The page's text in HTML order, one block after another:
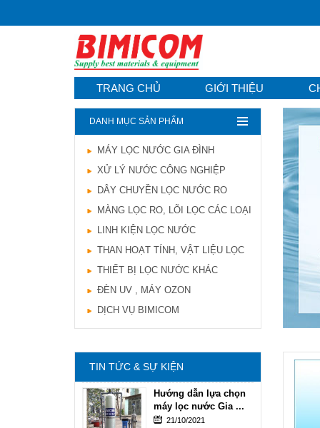
TRANG CHỦ GIỚI THIỆU
DANH MỤC SẢN PHẨM
MÁY LỌC NƯỚC GIA ĐÌNH
XỬ LÝ NƯỚC CÔNG NGHIỆP
DÂY CHUYỀN LỌC NƯỚC RO
MÀNG LỌC RO, LÕI LỌC CÁC LOẠI
LINH KIỆN LỌC NƯỚC
THAN HOẠT TÍNH, VẬT LIỆU LỌC
THIẾT BỊ LỌC NƯỚC KHÁC
ĐÈN UV , MÁY OZON
DỊCH VỤ BIMICOM
TIN TỨC & SỰ KIỆN
máy lọc nước Gia ...
21/10/2021
máy lọc nước Gia ...
Ô nhiễm nguồn nước
và vấn đề sức khỏe
16/10/2021
và vấn đề sức khỏe
Sử dụng năng lượng
mặt trời để xử lý ...
Sử dụng năng lượng
mặt trời để xử lý ...
Hướng dẫn lựa chọn
máy lọc nước Gia ...
21/10/2021